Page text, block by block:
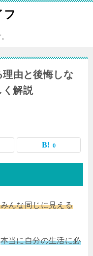
フ
由と後悔しな
く解説
0
んな同じに見える
本当に自分の生活に必